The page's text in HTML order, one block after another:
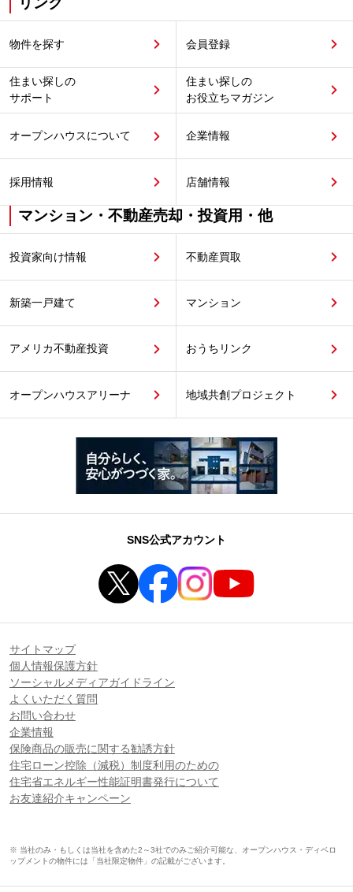
物件を探す 会員登録
住まい探しの
サポート
住まい探しの
お役立ちマガジン
オープンハウスについて 企業情報
採用情報 店舗情報
マンション・不動産売却・投資用・他
投資家向け情報 不動産買取
新築一戸建て マンション
アメリカ不動産投資 おうちリンク
オープンハウスアリーナ 地域共創プロジェクト
SNS公式アカウント
サイトマップ
個人情報保護方針
ソーシャルメディアガイドライン
よくいただく質問
お問い合わせ
企業情報
保険商品の販売に関する勧誘方針
住宅ローン控除（減税）制度利用のための
住宅省エネルギー性能証明書発行について
お友達紹介キャンペーン
※ 当社のみ・もしくは当社を含めた2～3社でのみご紹介可能な、オープンハウス・ディベロ
ップメントの物件には「当社限定物件」の記載がございます。